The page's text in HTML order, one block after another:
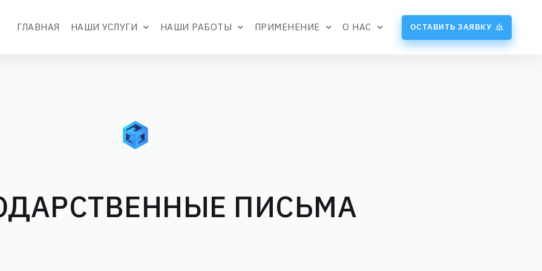
ГЛАВНАЯ НАШИ УСЛУГИ НАШИ РАБОТЫ ПРИМЕНЕНИЕ О НАС ОСТАВИТЬ ЗАЯВКУ
ПИСЬМА